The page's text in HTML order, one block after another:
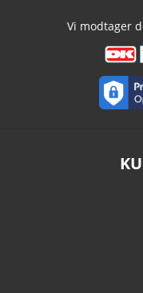
Vi modtager